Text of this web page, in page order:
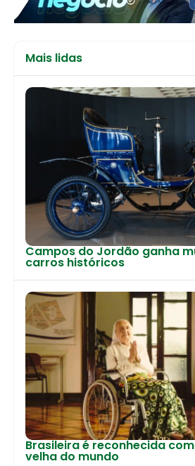
Mais lidas
Campos do Jordão ganha
carros históricos
Brasileira é reconhecida
velha do mundo